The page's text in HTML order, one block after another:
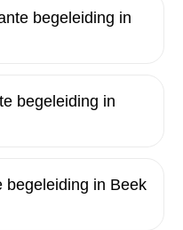
begeleiding in
begeleiding in
begeleiding in Beek